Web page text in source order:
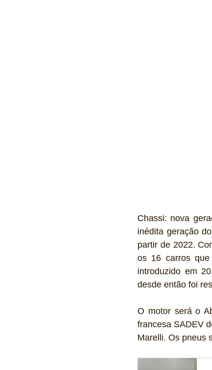
Chassi: nova
inédita geração
partir de 2022.
os 16 carros
introduzido em
desde então foi
O motor será o
francesa SADEV
Marelli. Os pneus